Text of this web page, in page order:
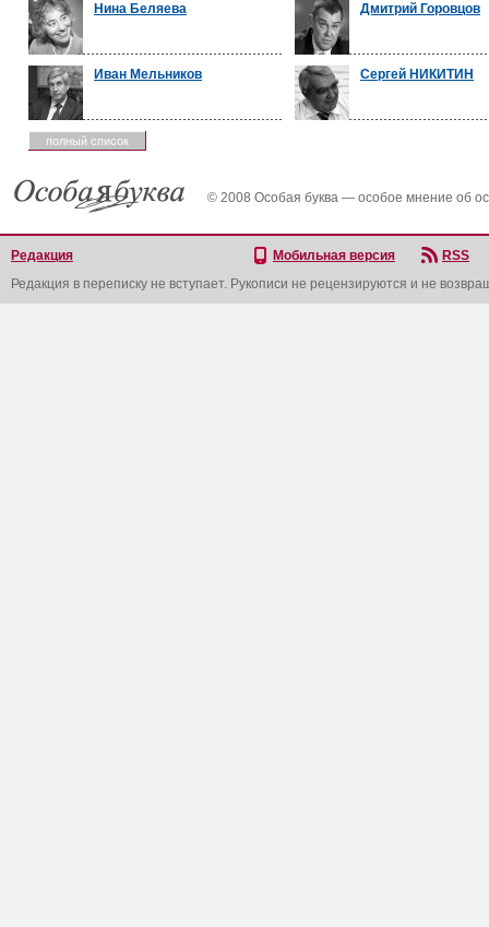
Нина Беляева Дмитрий Горовцов
Иван Мельников Сергей НИКИТИН
полный список
© 2008 Особая буква — особое мнение об
Редакция Мобильная версия
RSS
Редакция в переписку не вступает. Рукописи не рецензируются и не